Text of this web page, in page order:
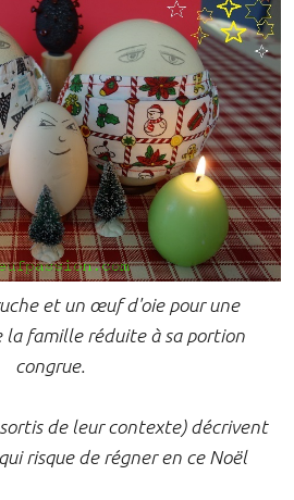
et un œuf d'oie pour une
la famille réduite à sa portion
congrue.
de leur contexte) décrivent
risque de régner en ce Noël